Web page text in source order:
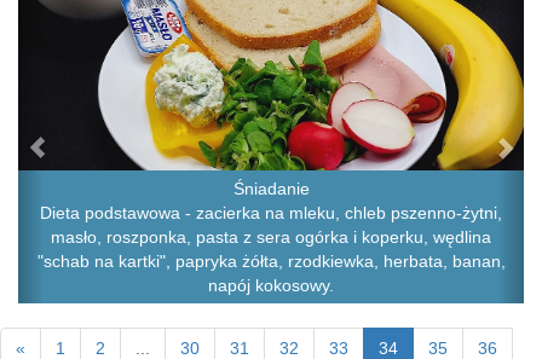
Śniadanie
Dieta podstawowa - zacierka na mleku, chleb pszenno-żytni,
masło, roszponka, pasta z sera ogórka i koperku, wędlina
"schab na kartki", papryka żółta, rzodkiewka, herbata, banan,
napój kokosowy.
« 1 2 30 31 32 33 34 35 36